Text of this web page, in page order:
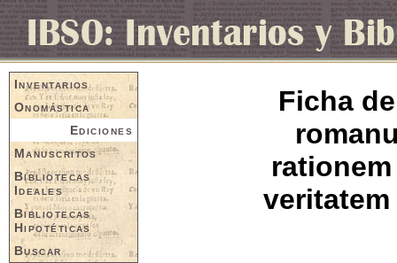
Inventarios
Onomástica
Ediciones
Manuscritos
Bibliotecas
Ideales
Bibliotecas
Hipotéticas
Buscar
Ficha